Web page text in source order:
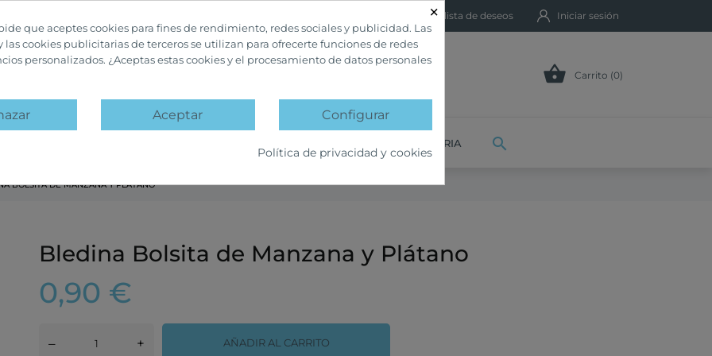
Mi lista de deseos Iniciar sesión
 Carrito (0)
VETERINARIA 
BOLSITA DE MANZANA Y PLÁTANO
Bledina Bolsita de Manzana y Plátano
0,90 €
– + AÑADIR AL CARRITO
×
que aceptes cookies para fines de rendimiento, redes sociales y publicidad. Las
las cookies publicitarias de terceros se utilizan para ofrecerte funciones de redes
personalizados. ¿Aceptas estas cookies y el procesamiento de datos personales
Aceptar Configurar
Política de privacidad y cookies